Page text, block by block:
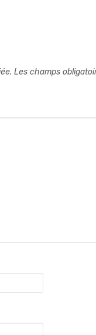
Les champs